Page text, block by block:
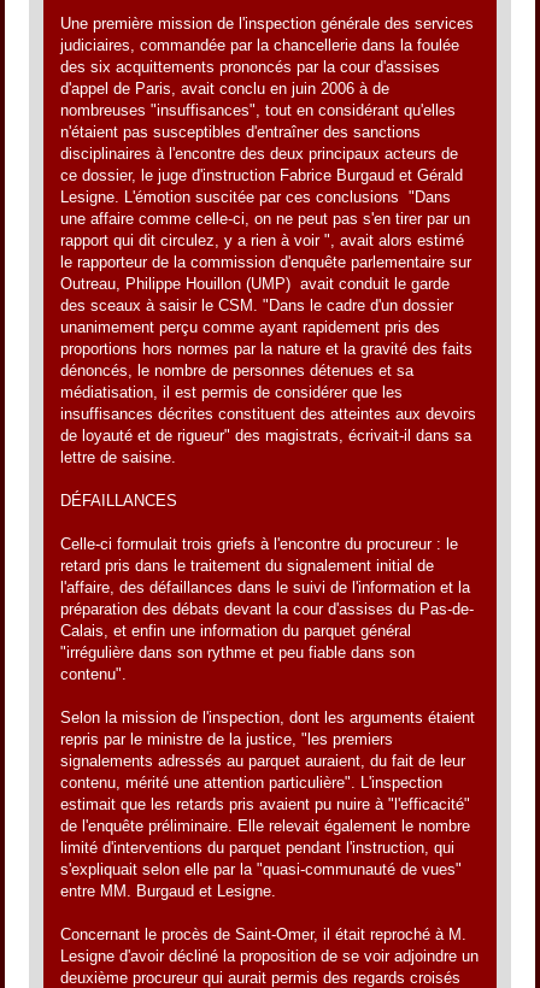
Une première mission de l'inspection générale des services
judiciaires, commandée par la chancellerie dans la foulée
des six acquittements prononcés par la cour d'assises
d'appel de Paris, avait conclu en juin 2006 à de
nombreuses "insuffisances", tout en considérant qu'elles
n'étaient pas susceptibles d'entraîner des sanctions
disciplinaires à l'encontre des deux principaux acteurs de
ce dossier, le juge d'instruction Fabrice Burgaud et Gérald
Lesigne. L'émotion suscitée par ces conclusions  "Dans
une affaire comme celle-ci, on ne peut pas s'en tirer par un
rapport qui dit circulez, y a rien à voir ", avait alors estimé
le rapporteur de la commission d'enquête parlementaire sur
Outreau, Philippe Houillon (UMP)  avait conduit le garde
des sceaux à saisir le CSM. "Dans le cadre d'un dossier
unanimement perçu comme ayant rapidement pris des
proportions hors normes par la nature et la gravité des faits
dénoncés, le nombre de personnes détenues et sa
médiatisation, il est permis de considérer que les
insuffisances décrites constituent des atteintes aux devoirs
de loyauté et de rigueur" des magistrats, écrivait-il dans sa
lettre de saisine.
DÉFAILLANCES
Celle-ci formulait trois griefs à l'encontre du procureur : le
retard pris dans le traitement du signalement initial de
l'affaire, des défaillances dans le suivi de l'information et la
préparation des débats devant la cour d'assises du Pas-de-
Calais, et enfin une information du parquet général
"irrégulière dans son rythme et peu fiable dans son
contenu".
Selon la mission de l'inspection, dont les arguments étaient
repris par le ministre de la justice, "les premiers
signalements adressés au parquet auraient, du fait de leur
contenu, mérité une attention particulière". L'inspection
estimait que les retards pris avaient pu nuire à "l'efficacité"
de l'enquête préliminaire. Elle relevait également le nombre
limité d'interventions du parquet pendant l'instruction, qui
s'expliquait selon elle par la "quasi-communauté de vues"
entre MM. Burgaud et Lesigne.
Concernant le procès de Saint-Omer, il était reproché à M.
Lesigne d'avoir décliné la proposition de se voir adjoindre un
deuxième procureur qui aurait permis des regards croisés